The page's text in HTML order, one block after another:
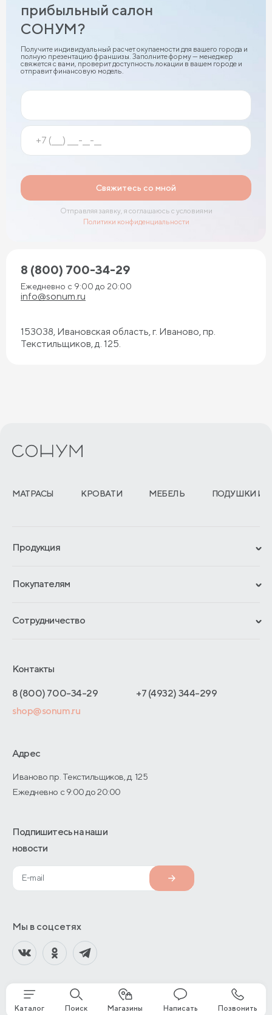
прибыльный салон
СОНУМ?
Получите индивидуальный расчет окупаемости для вашего города и
полную презентацию франшизы. Заполните форму — менеджер
свяжется с вами, проверит доступность локации в вашем городе и
отправит финансовую модель.
Свяжитесь со мной
Отправляя заявку, я соглашаюсь с условиями
Политики конфиденциальности
8 (800) 700-34-29
Ежедневно с 9:00 до 20:00
info@sonum.ru
153038, Ивановская область, г. Иваново, пр.
Текстильщиков, д. 125.
МАТРАСЫ КРОВАТИ МЕБЕЛЬ ПОДУШКИ И
Продукция
Гарантии
Отзывы покупателей
Покупателям
Обмен и возврат
Как оформить заказ
Адреса магазинов
Договор-оферты
Сотрудничество
Отельерам
Оптовые продажи
О производстве
Контакты
8 (800) 700-34-29
+7 (4932) 344-299
shop@sonum.ru
Адрес
Иваново пр. Текстильщиков, д. 125
Ежедневно с 9:00 до 20:00
Подпишитесь на наши
новости
Мы в соцсетях
Каталог Поиск Магазины Написать Позвонить